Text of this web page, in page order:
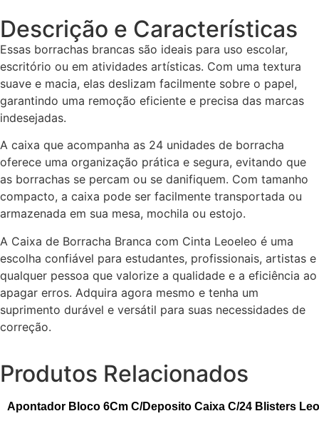
Descrição e Características
Essas borrachas brancas são ideais para uso escolar,
escritório ou em atividades artísticas. Com uma textura
suave e macia, elas deslizam facilmente sobre o papel,
garantindo uma remoção eficiente e precisa das marcas
indesejadas.
A caixa que acompanha as 24 unidades de borracha
oferece uma organização prática e segura, evitando que
as borrachas se percam ou se danifiquem. Com tamanho
compacto, a caixa pode ser facilmente transportada ou
armazenada em sua mesa, mochila ou estojo.
A Caixa de Borracha Branca com Cinta Leoeleo é uma
escolha confiável para estudantes, profissionais, artistas e
qualquer pessoa que valorize a qualidade e a eficiência ao
apagar erros. Adquira agora mesmo e tenha um
suprimento durável e versátil para suas necessidades de
correção.
Produtos Relacionados
Apontador Bloco 6Cm C/Deposito Caixa C/24 Blisters